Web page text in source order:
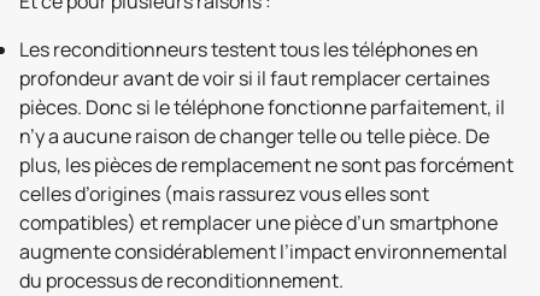
Les reconditionneurs testent tous les téléphones en
profondeur avant de voir si il faut remplacer certaines
pièces. Donc si le téléphone fonctionne parfaitement, il
n’y a aucune raison de changer telle ou telle pièce. De
plus, les pièces de remplacement ne sont pas forcément
celles d’origines (mais rassurez vous elles sont
compatibles) et remplacer une pièce d’un smartphone
augmente considérablement l’impact environnemental
du processus de reconditionnement.